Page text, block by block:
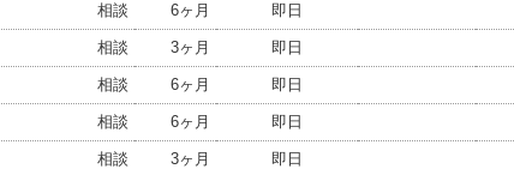
相談 6ヶ月 即日
相談 3ヶ月 即日
相談 6ヶ月 即日
相談 6ヶ月 即日
相談 3ヶ月 即日